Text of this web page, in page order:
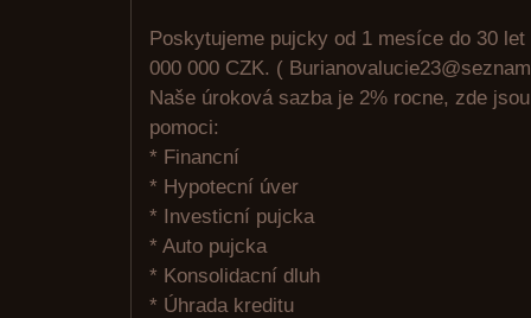
Poskytujeme pujcky od 1 mesíce do 30
000 000 CZK. (
Naše úroková sazba je 2% rocne, zde
pomoci:
* Financní
* Hypotecní úver
* Investicní pujcka
* Auto pujcka
* Konsolidacní dluh
* Úhrada kreditu